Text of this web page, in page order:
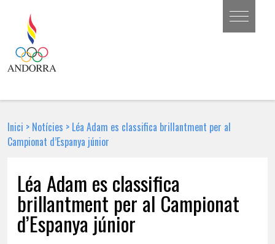
Inici > Notícies > Léa Adam es classifica brillantment per al
Campionat d’Espanya júnior
Léa Adam es classifica
brillantment per al Campionat
d’Espanya júnior